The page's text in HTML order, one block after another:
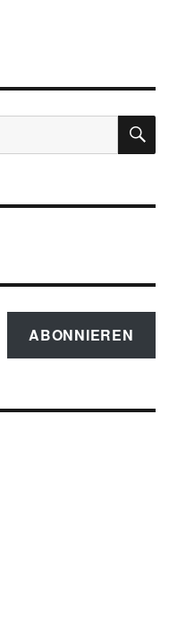
ABONNIEREN